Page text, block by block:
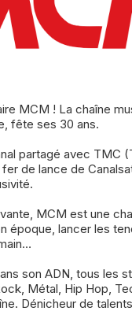
fête ses 30 ans.
partagé avec TMC
de lance de
MCM est une
époque, lancer les
son ADN, tous les
Métal, Hip Hop,
Dénicheur de